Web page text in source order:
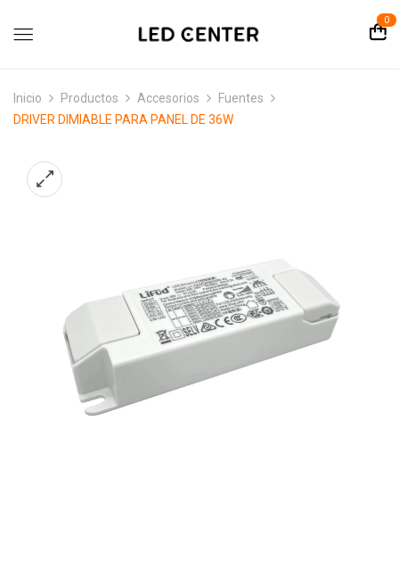
0
Inicio Productos Accesorios
Fuentes
DRIVER DIMIABLE PARA PANEL DE 36W